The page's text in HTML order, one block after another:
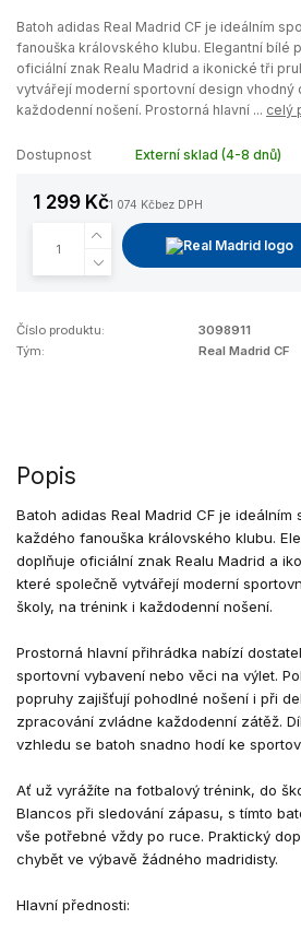
Batoh adidas Real Madrid CF je ideálním
fanouška královského klubu. Elegantní bílé
oficiální znak Realu Madrid a ikonické tři
vytvářejí moderní sportovní design vhodný
každodenní nošení. Prostorná hlavní ... celý
Dostupnost Externí sklad (4-8 dnů)
1 299 Kč1 074 Kčbez DPH
Číslo produktu:
3098911
Tým:
Real Madrid CF
Popis
Batoh adidas Real Madrid CF je ideálním
každého fanouška královského klubu.
doplňuje oficiální znak Realu Madrid a
které společně vytvářejí moderní
školy, na trénink i každodenní nošení.
Prostorná hlavní přihrádka nabízí
sportovní vybavení nebo věci na výlet.
popruhy zajišťují pohodlné nošení i při
zpracování zvládne každodenní zátěž.
vzhledu se batoh snadno hodí ke
Ať už vyrážíte na fotbalový trénink, do
Blancos při sledování zápasu, s tímto
vše potřebné vždy po ruce. Praktický
chybět ve výbavě žádného madridisty.
Hlavní přednosti: